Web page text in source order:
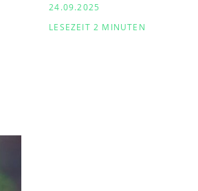
24.09.2025
LESEZEIT 2 MINUTEN